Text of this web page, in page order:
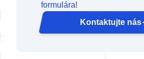
formulára!
Kontaktujte nás